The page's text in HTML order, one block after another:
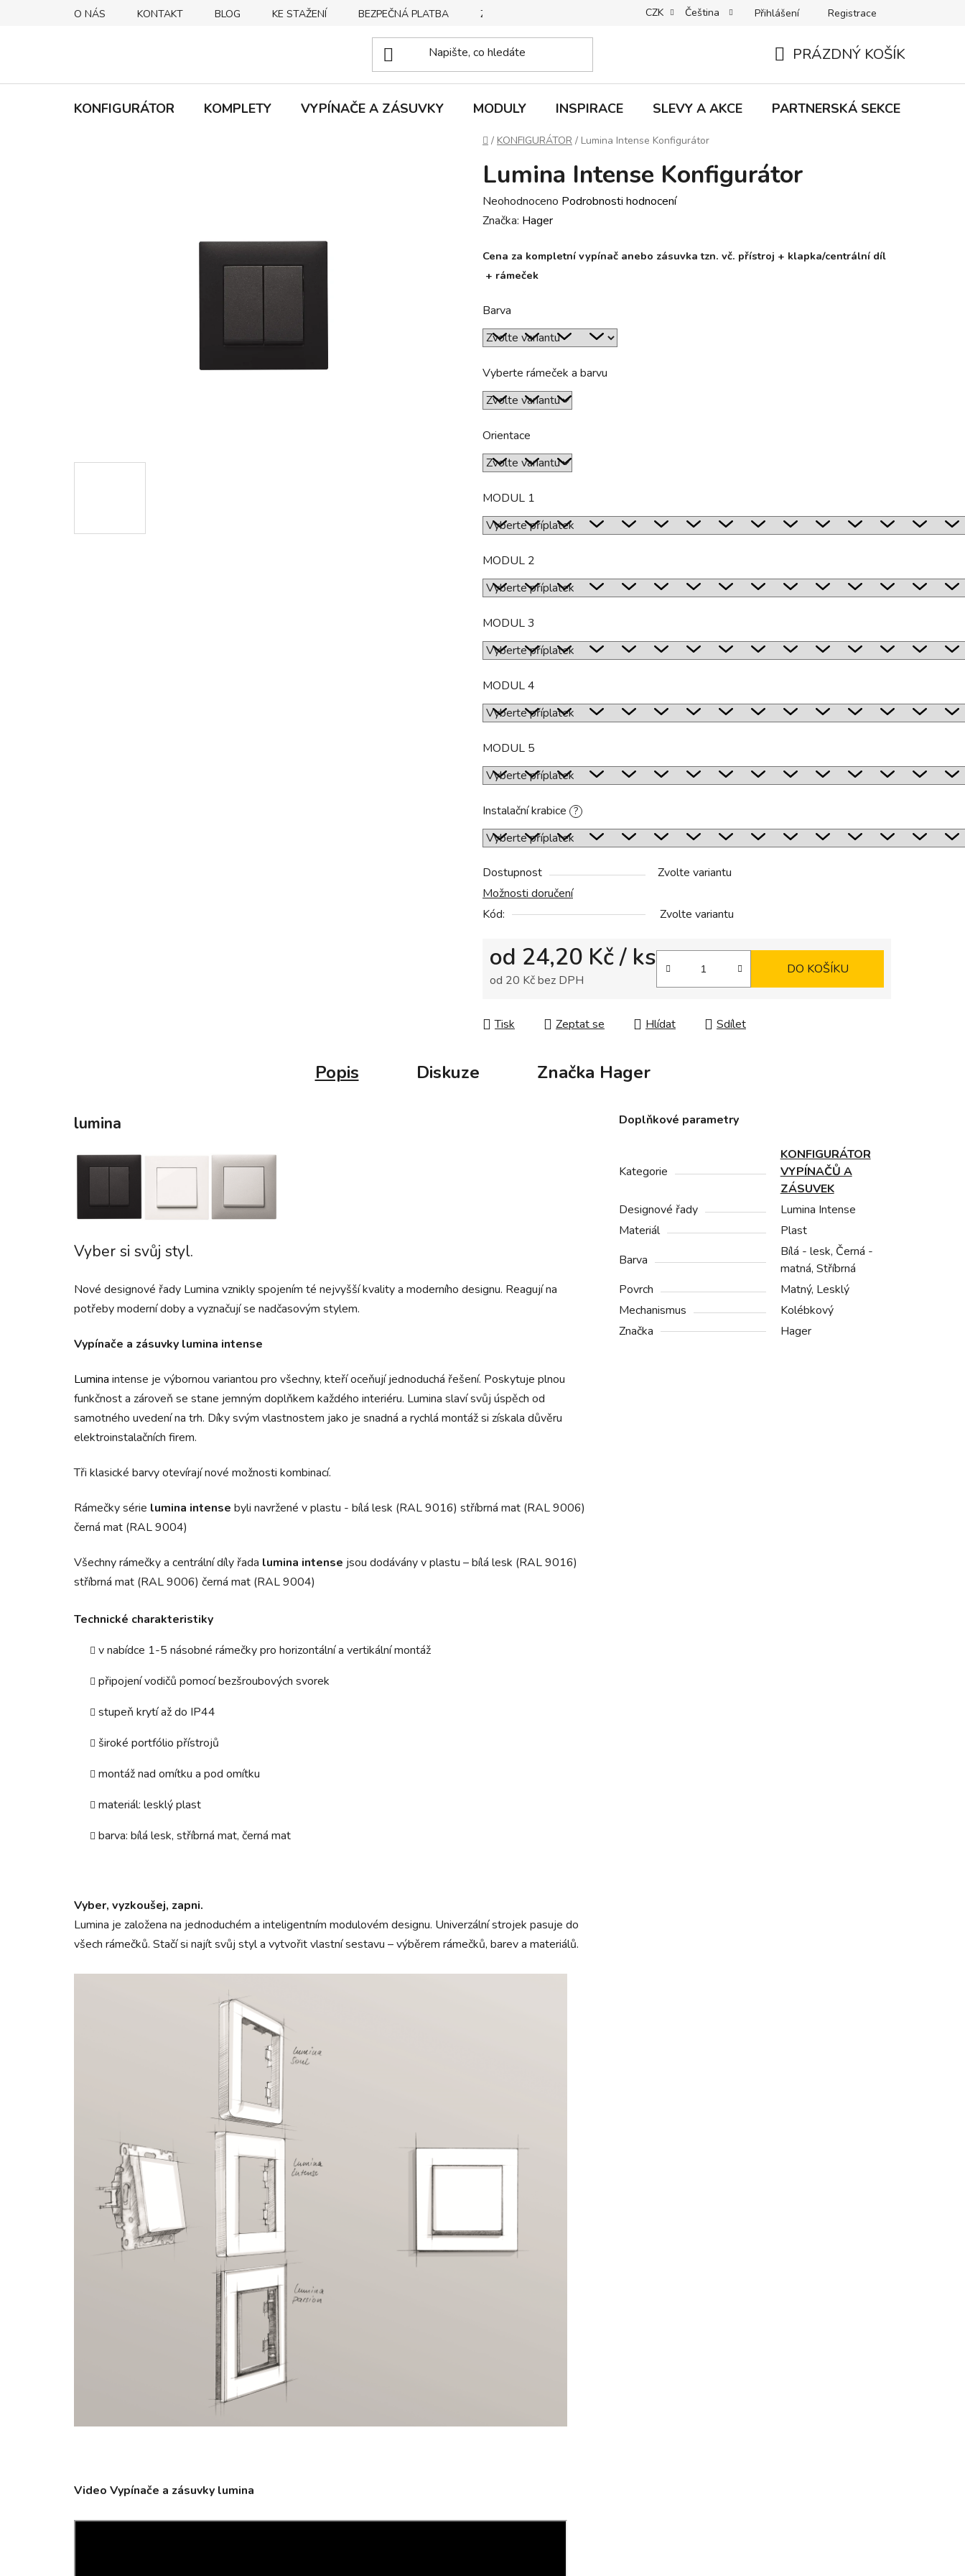
O NÁS KONTAKT BLOG KE STAŽENÍ BEZPEČNÁ PLATBA ZPŮSOBY DORUČENÍ REKLAMACE | VRÁCENÍ | VÝMĚNA ZBOŽÍ B2C VŠEOBECNÉ
CZK Čeština Přihlášení Registrace
KOŠÍK
PRÁZDNÝ KOŠÍK
KONFIGURÁTOR KOMPLETY VYPÍNAČE A ZÁSUVKY MODULY INSPIRACE SLEVY A AKCE PARTNERSKÁ SEKCE
Domů
/ KONFIGURÁTOR / Lumina Intense Konfigurátor
Lumina Intense Konfigurátor
Průměrné
hodnocení
je
0,0
5
hvězdiček.
Neohodnoceno Podrobnosti hodnocení
Značka: Hager
Cena za kompletní vypínač anebo zásuvka tzn. vč. přístroj + klapka/centrální díl
+ rámeček
Barva
Vyberte rámeček a barvu
Orientace
MODUL 1
MODUL 2
MODUL 3
MODUL 4
MODUL 5
Instalační krabice ?
Dostupnost
Zvolte variantu
Možnosti doručení
Kód:
Zvolte variantu
od 24,20 Kč/ ks
od 20 Kčbez DPH
DO KOŠÍKU
Tisk Zeptat se Hlídat Sdílet
Popis Diskuze Značka Hager
lumina
Vyber si svůj styl.
Nové designové řady Lumina vznikly spojením té nejvyšší kvality a moderního designu. Reagují na
potřeby moderní doby a vyznačují se nadčasovým stylem.
Vypínače a zásuvky lumina intense
Lumina intense je výbornou variantou pro všechny, kteří oceňují jednoduchá řešení. Poskytuje plnou
funkčnost a zároveň se stane jemným doplňkem každého interiéru. Lumina slaví svůj úspěch od
samotného uvedení na trh. Díky svým vlastnostem jako je snadná a rychlá montáž si získala důvěru
elektroinstalačních firem.
Tři klasické barvy otevírají nové možnosti kombinací.
Rámečkysérie lumina intense byli navržené v plastu - bílá lesk (RAL 9016) stříbrná mat (RAL 9006)
černá mat (RAL 9004)
Všechny rámečky a centrální díly řada lumina intense jsou dodávány v plastu – bílá lesk (RAL 9016)
stříbrná mat (RAL 9006) černá mat (RAL 9004)
Technické charakteristiky
v nabídce 1-5 násobné rámečky pro horizontální a vertikální montáž
připojení vodičů pomocí bezšroubových svorek
stupeň krytí až do IP44
široké portfólio přístrojů
montáž nad omítku a pod omítku
materiál: lesklý plast
barva: bílá lesk, stříbrná mat, černá mat
Vyber, vyzkoušej, zapni.
Lumina je založena na jednoduchém a inteligentním modulovém designu. Univerzální strojek pasuje do
všech rámečků. Stačí si najít svůj styl a vytvořit vlastní sestavu – výběrem rámečků, barev a materiálů.
Video Vypínače a zásuvky lumina
Doplňkové parametry
Kategorie
KONFIGURÁTOR
VYPÍNAČŮ A
ZÁSUVEK
Designové řady
Lumina Intense
Materiál
Plast
Barva
Bílá - lesk, Černá -
matná, Stříbrná
Povrch
Matný, Lesklý
Mechanismus
Kolébkový
Značka
Hager